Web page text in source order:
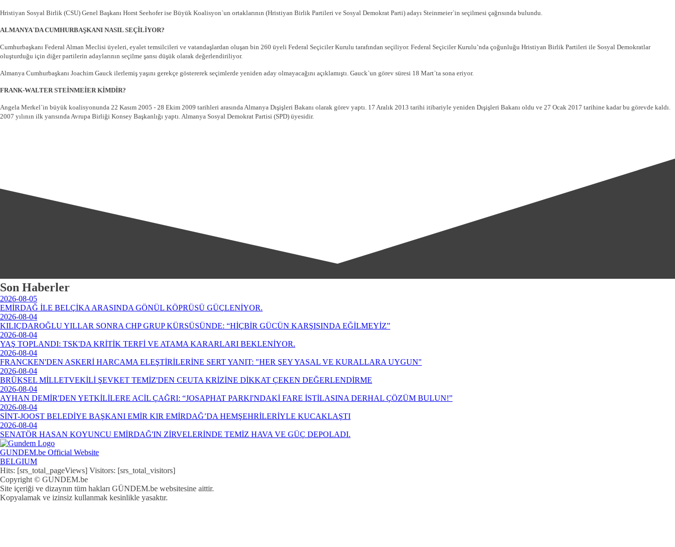
Hristiyan Sosyal Birlik (CSU) Genel Başkanı Horst Seehofer ise Büyük Koalisyon`un ortaklarının (Hristiyan Birlik Partileri ve Sosyal Demokrat Parti) adayı Steinmeier`in seçilmesi çağrısında bulundu.
ALMANYA`DA CUMHURBAŞKANI NASIL SEÇİLİYOR?
Cumhurbaşkanı Federal Alman Meclisi üyeleri, eyalet temsilcileri ve vatandaşlardan oluşan bin 260 üyeli Federal Seçiciler Kurulu tarafından seçiliyor. Federal Seçiciler Kurulu’nda çoğunluğu Hristiyan Birlik Partileri ile Sosyal Demokratlar
oluşturduğu için diğer partilerin adaylarının seçilme şansı düşük olarak değerlendiriliyor.
Almanya Cumhurbaşkanı Joachim Gauck ilerlemiş yaşını gerekçe göstererek seçimlerde yeniden aday olmayacağını açıklamıştı. Gauck`un görev süresi 18 Mart`ta sona eriyor.
FRANK-WALTER STEİNMEİER KİMDİR?
Angela Merkel`in büyük koalisyonunda 22 Kasım 2005 - 28 Ekim 2009 tarihleri arasında Almanya Dışişleri Bakanı olarak görev yaptı. 17 Aralık 2013 tarihi itibariyle yeniden Dışişleri Bakanı oldu ve 27 Ocak 2017 tarihine kadar bu görevde kaldı.
2007 yılının ilk yarısında Avrupa Birliği Konsey Başkanlığı yaptı. Almanya Sosyal Demokrat Partisi (SPD) üyesidir.
Son Haberler
2026-08-05
EMİRDAĞ İLE BELÇİKA ARASINDA GÖNÜL KÖPRÜSÜ GÜÇLENİYOR.
2026-08-04
KILIÇDAROĞLU YILLAR SONRA CHP GRUP KÜRSÜSÜNDE: “HİÇBİR GÜCÜN KARŞISINDA EĞİLMEYİZ”
2026-08-04
YAŞ TOPLANDI: TSK'DA KRİTİK TERFİ VE ATAMA KARARLARI BEKLENİYOR.
2026-08-04
FRANCKEN'DEN ASKERİ HARCAMA ELEŞTİRİLERİNE SERT YANIT: "HER ŞEY YASAL VE KURALLARA UYGUN"
2026-08-04
BRÜKSEL MİLLETVEKİLİ ŞEVKET TEMİZ'DEN CEUTA KRİZİNE DİKKAT ÇEKEN DEĞERLENDİRME
2026-08-04
AYHAN DEMİR'DEN YETKİLİLERE ACİL ÇAĞRI: “JOSAPHAT PARKI'NDAKİ FARE İSTİLASINA DERHAL ÇÖZÜM BULUN!”
2026-08-04
SİNT-JOOST BELEDİYE BAŞKANI EMİR KIR EMİRDAĞ’DA HEMŞEHRİLERİYLE KUCAKLAŞTI
2026-08-04
SENATÖR HASAN KOYUNCU EMİRDAĞ'IN ZİRVELERİNDE TEMİZ HAVA VE GÜÇ DEPOLADI.
GUNDEM.be Official Website
BELGIUM
Hits: [srs_total_pageViews] Visitors: [srs_total_visitors]
Copyright © GUNDEM.be
Site içeriği ve dizaynın tüm hakları GÜNDEM.be websitesine aittir.
Kopyalamak ve izinsiz kullanmak kesinlikle yasaktır.